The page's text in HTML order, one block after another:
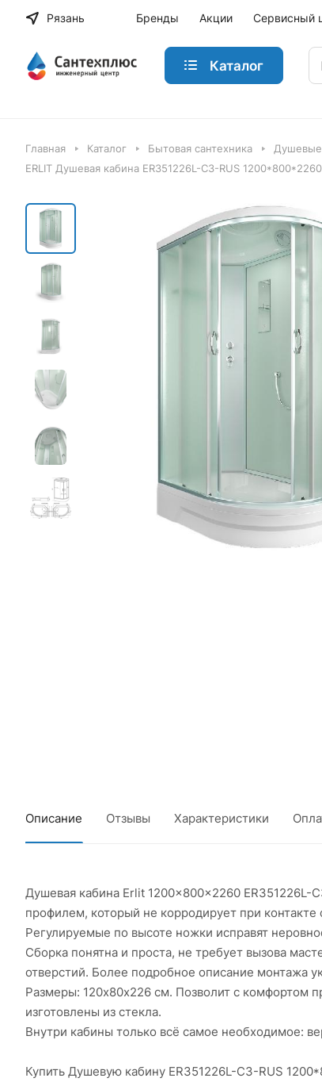
Рязань Бренды Акции Сервисный
Каталог
Главная Каталог Бытовая сантехника
ERLIT Душевая кабина ER351226L-C3-RUS
Описание Отзывы Характеристики
Душевая кабина Erlit 1200x800x2260
профилем, который не корродирует при контакте
Регулируемые по высоте ножки исправят
Сборка понятна и проста, не требует вызова
отверстий. Более подробное описание монтажа
Размеры: 120х80х226 см. Позволит с комфортом
изготовлены из стекла.
Внутри кабины только всё самое необходимое:
Купить Душевую кабину ER351226L-C3-RUS